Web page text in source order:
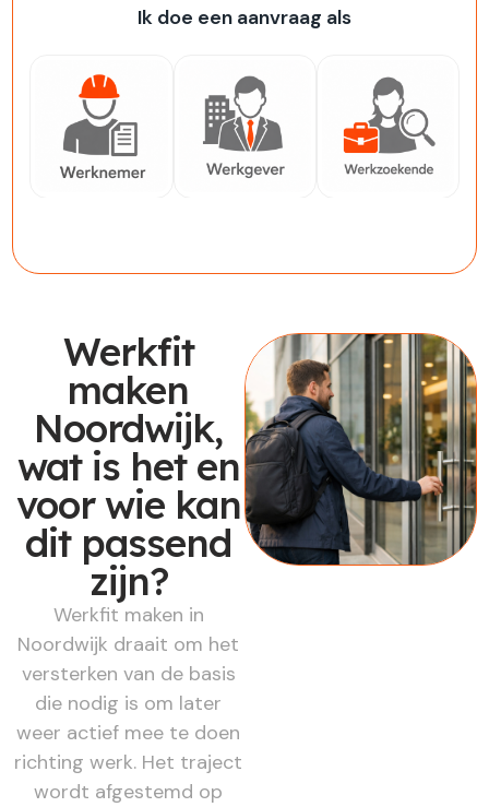
Ik doe een aanvraag als
Werkfit
maken
Noordwijk,
wat is het en
voor wie kan
dit passend
zijn?
Werkfit maken in
Noordwijk draait om het
versterken van de basis
die nodig is om later
weer actief mee te doen
richting werk. Het traject
wordt afgestemd op